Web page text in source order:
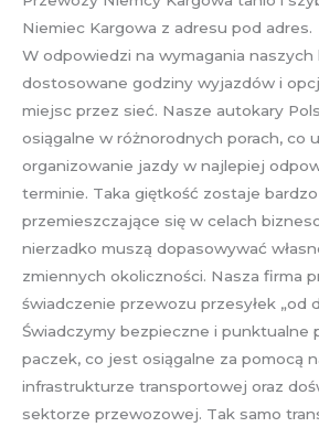
Niemiec Kargowa z adresu pod adres.
W odpowiedzi na wymagania
dostosowane godziny wyjazdów i
miejsc przez sieć. Nasze autokary
osiągalne w różnorodnych porach, co
organizowanie jazdy w najlepiej
terminie. Taka giętkość zostaje
przemieszczające się w celach
nierzadko muszą dopasowywać
zmiennych okoliczności. Nasza firma
świadczenie przewozu przesyłek „od
Świadczymy bezpieczne i punktualne
paczek, co jest osiągalne za pomocą
infrastrukturze transportowej oraz
sektorze przewozowej. Tak samo